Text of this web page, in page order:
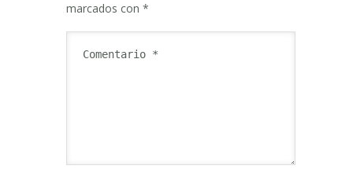
marcados con *